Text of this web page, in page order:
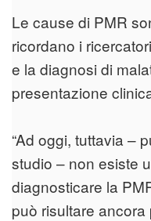
Le cause di PMR
ricordano i
e la diagnosi di
presentazione
“Ad oggi, tuttavia –
studio – non esiste
diagnosticare la
può risultare